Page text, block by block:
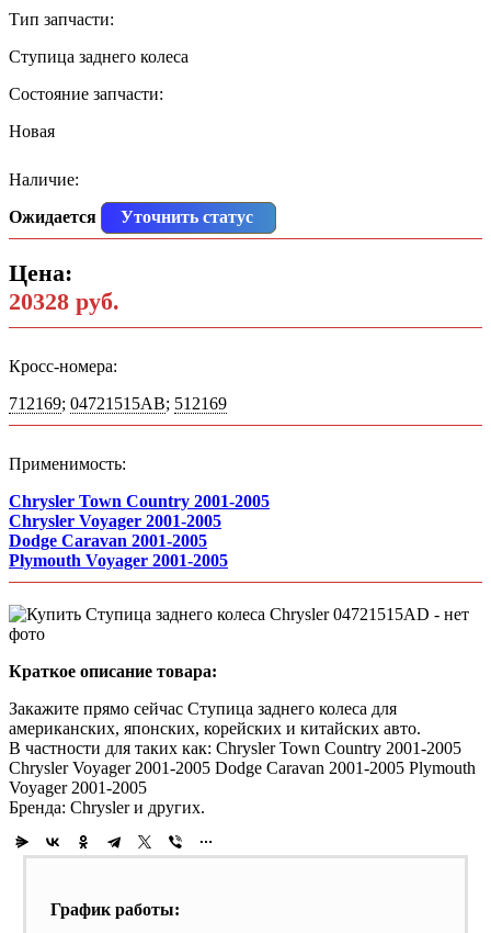
Тип запчасти:
Ступица заднего колеса
Состояние запчасти:
Новая
Наличие:
Ожидается
Уточнить статус
Цена:
20328 руб.
Кросс-номера:
712169; 04721515AB; 512169
Применимость:
Chrysler Town Country 2001-2005
Chrysler Voyager 2001-2005
Dodge Caravan 2001-2005
Plymouth Voyager 2001-2005
Краткое описание товара:
Закажите прямо сейчас Ступица заднего колеса для
американских, японских, корейских и китайских авто.
В частности для таких как: Chrysler Town Country 2001-2005
Chrysler Voyager 2001-2005 Dodge Caravan 2001-2005 Plymouth
Voyager 2001-2005
Бренда: Chrysler и других.
График работы: